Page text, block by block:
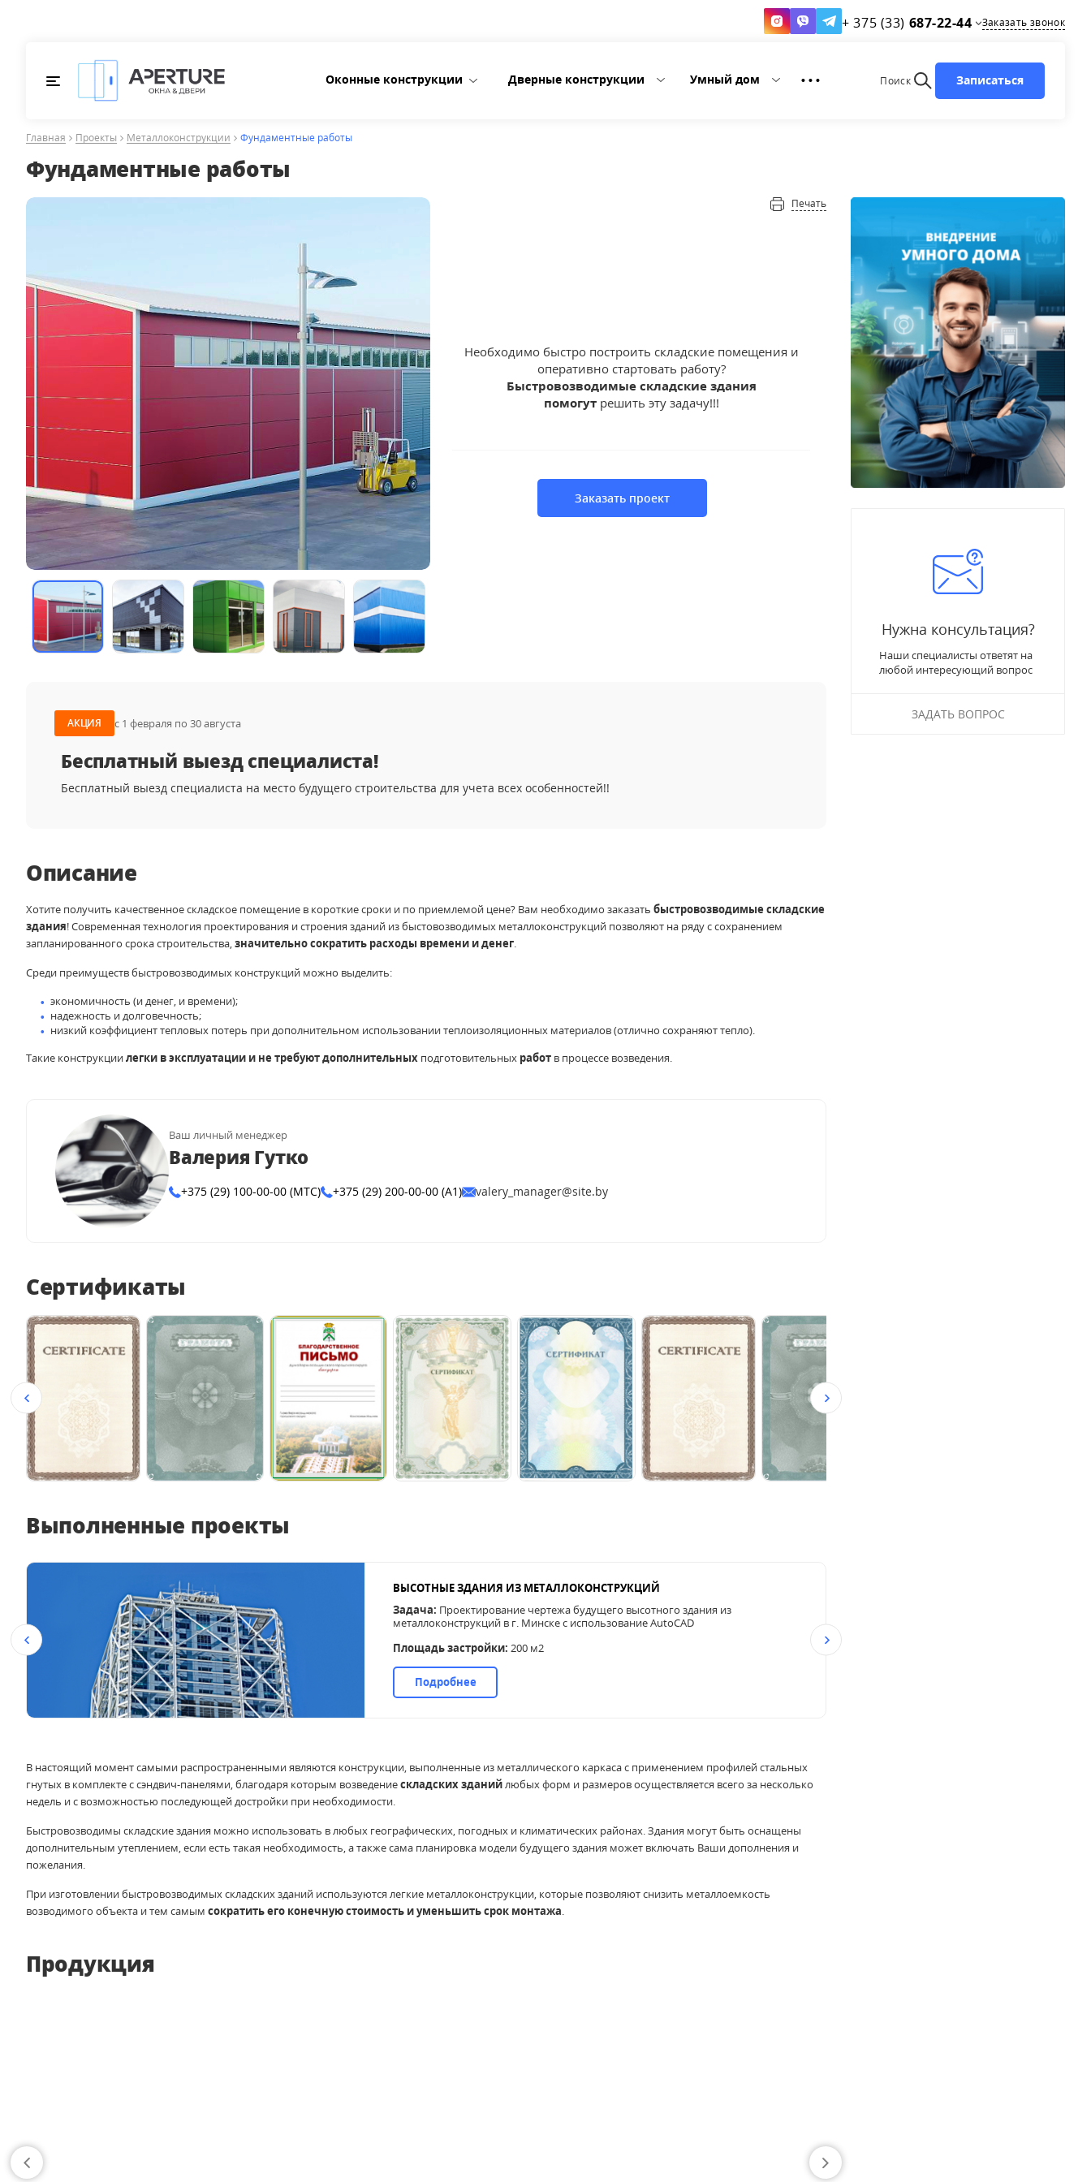
+ 375 (33) 687-22-44 Заказать звонок
Оконные конструкции Дверные конструкции Умный дом • • • Поиск Записаться
Главная Проекты Металлоконструкции Фундаментные работы
Фундаментные работы
Необходимо быстро построить складские помещения и
оперативно стартовать работу?
Быстровозводимые складские здания
помогутрешить эту задачу!!!
заказать проект
Печать
АКЦИЯ с 1 февраля по 30 августа
Бесплатный выезд специалиста!
Бесплатный выезд специалиста на место будущего строительства для учета всех особенностей!!
Описание
Хотите получить качественное складское помещение в короткие сроки и по приемлемой цене? Вам необходимо заказать быстровозводимые складские
здания! Современная технология проектирования и строения зданий из быстовозводимых металлоконструкций позволяют на ряду с сохранением
запланированного срока строительства,значительно сократить расходы времени и денег.
Среди преимуществ быстровозводимых конструкций можно выделить:
экономичность (и денег, и времени);
надежность и долговечность;
низкий коэффициент тепловых потерь при дополнительном использовании теплоизоляционных материалов (отлично сохраняют тепло).
Такие конструкциилегки в эксплуатации и не требуют дополнительных подготовительных работ в процессе возведения.
Ваш личный менеджер
Валерия Гутко
+375 (29) 100-00-00 (МТС) +375 (29) 200-00-00 (А1) valery_manager@site.by
Сертификаты
Выполненные проекты
ВЫСОТНЫЕ ЗДАНИЯ ИЗ МЕТАЛЛОКОНСТРУКЦИЙ
Задача: Проектирование чертежа будущего высотного здания из
металлоконструкций в г. Минске с использование AutoCAD
Площадь застройки: 200 м2
Подробнее
В настоящий момент самыми распространенными являются конструкции, выполненные из металлического каркаса с применением профилей стальных
гнутых в комплекте с сэндвич-панелями, благодаря которым возведениескладских зданийлюбых форм и размеров осуществляется всего за несколько
недель и с возможностью последующей достройки при необходимости.
Быстровозводимы складские здания можно использовать в любых географических, погодных и климатических районах. Здания могут быть оснащены
дополнительным утеплением, если есть такая необходимость, а также сама планировка модели будущего здания может включать Ваши дополнения и
пожелания.
При изготовлении быстровозводимых складских зданий используются легкие металлоконструкции, которые позволяют снизить металлоемкость
возводимого объекта и тем самым сократить его конечную стоимость и уменьшить срок монтажа.
Продукция
Нужна консультация?
Наши специалисты ответят на
любой интересующий вопрос
ЗАДАТЬ ВОПРОС